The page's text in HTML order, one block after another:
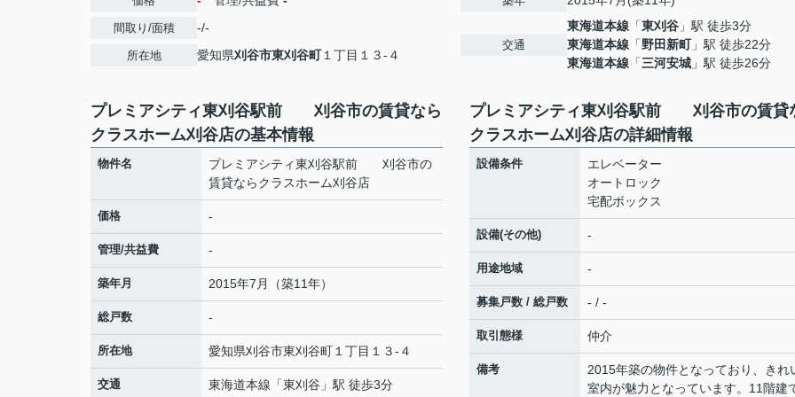
間取り/面積 -/-
所在地 愛知県刈谷市東刈谷町１丁目１３-４
交通
東海道本線 「東刈谷 」駅 徒歩3分
東海道本線 「野田新町」駅 徒歩22分
東海道本線 「三河安城 」駅 徒歩26分
プレミアシティ東刈谷駅前 刈谷市の賃貸なら
クラスホーム刈谷店の基本情報
物件名
プレミアシティ東刈谷駅前 刈谷市の
賃貸ならクラスホーム刈谷店
価格 -
管理/共益費 -
築年月 2015年7月（築11年）
総戸数 -
所在地 愛知県刈谷市東刈谷町 １丁目１３-４
交通 東海道本線 「東刈谷 」駅 徒歩3分
プレミアシティ東刈谷駅前 刈谷市の賃貸
クラスホーム刈谷店の詳細情報
設備条件
エレベーター
オートロック
宅配ボックス
設備(その他) -
用途地域 -
募集戸数 / 総戸数 - / -
取引態様 仲介
備考
2015年築の物件となっており、きれ
室内が魅力となっています。11階建